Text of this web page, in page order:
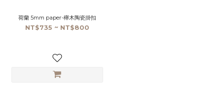
荷蘭 5mm paper-櫸木陶瓷掛扣
NT$735 ~ NT$800